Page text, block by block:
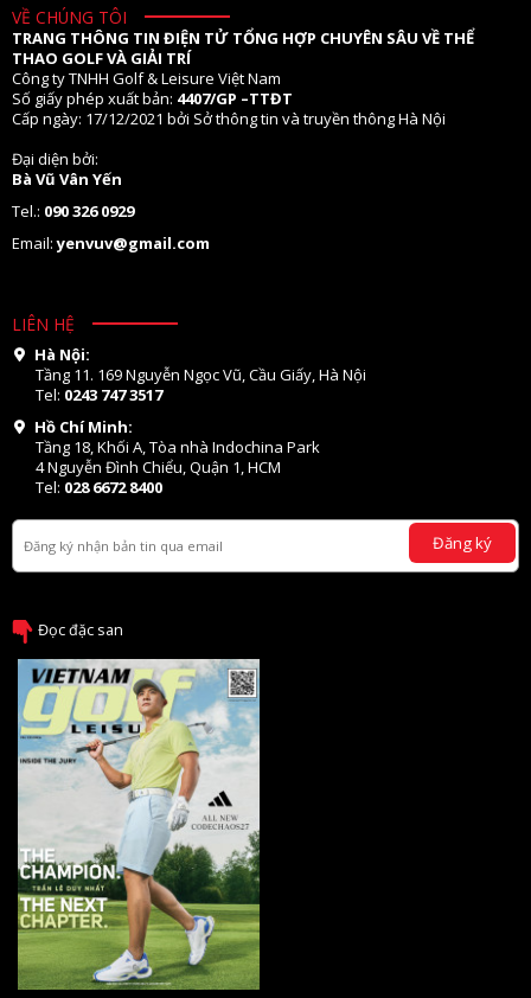
VỀ CHÚNG TÔI
TRANG THÔNG TIN ĐIỆN TỬ TỔNG HỢP CHUYÊN SÂU VỀ THỂ
THAO GOLF VÀ GIẢI TRÍ
Công ty TNHH Golf & Leisure Việt Nam
Số giấy phép xuất bản: 4407/GP –TTĐT
Cấp ngày: 17/12/2021 bởi Sở thông tin và truyền thông Hà Nội
Đại diện bởi:
Bà Vũ Vân Yến
Tel.: 090 326 0929
Email:yenvuv@gmail.com
LIÊN HỆ
Hà Nội:
Tầng 11. 169 Nguyễn Ngọc Vũ, Cầu Giấy, Hà Nội
Tel: 0243 747 3517
Hồ Chí Minh:
Tầng 18, Khối A, Tòa nhà Indochina Park
4 Nguyễn Đình Chiểu, Quận 1, HCM
Tel: 028 6672 8400
Đăng ký
Đọc đặc san